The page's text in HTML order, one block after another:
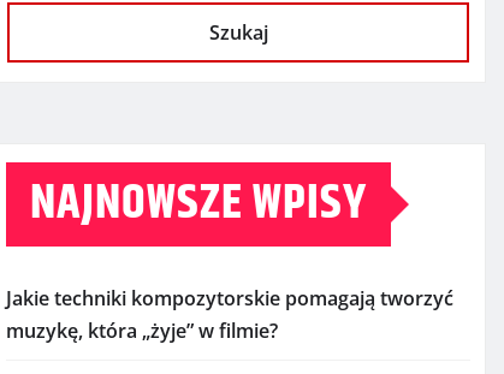
Szukaj
NAJNOWSZE WPISY
Jakie techniki kompozytorskie pomagają tworzyć
muzykę, która „żyje” w filmie?